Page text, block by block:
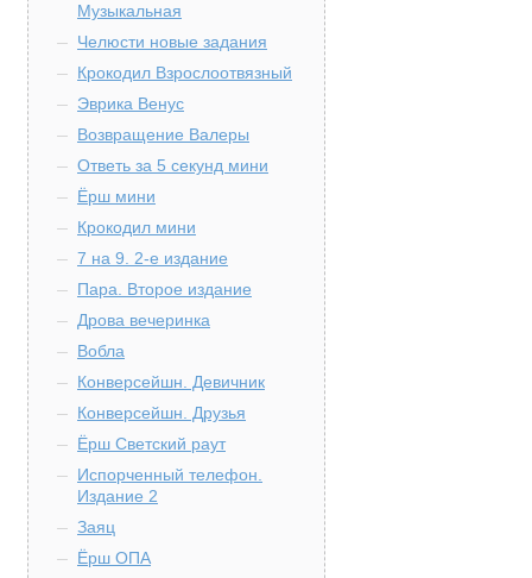
Музыкальная
Челюсти новые задания
Крокодил Взрослоотвязный
Эврика Венус
Возвращение Валеры
Ответь за 5 секунд мини
Ёрш мини
Крокодил мини
7 на 9. 2-е издание
Пара. Второе издание
Дрова вечеринка
Вобла
Конверсейшн. Девичник
Конверсейшн. Друзья
Ёрш Светский раут
Испорченный телефон.
Издание 2
Заяц
Ёрш ОПА